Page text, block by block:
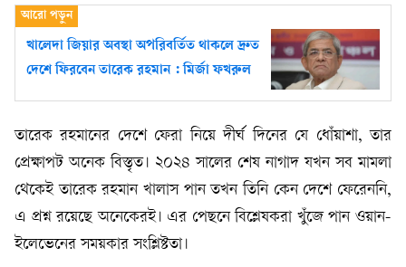
খালেদা জিয়ার অবস্থা অপরিবর্তিত থাকলে দ্রুত
দেশে ফিরবেন তারেক রহমান : মির্জা ফখরুল
তারেক রহমানের দেশে ফেরা নিয়ে দীর্ঘ দিনের যে ধোঁয়াশা, তার
প্রেক্ষাপট অনেক বিস্তৃত। ২০২৪ সালের শেষ নাগাদ যখন সব মামলা
থেকেই তারেক রহমান খালাস পান তখন তিনি কেন দেশে ফেরেননি,
এ প্রশ্ন রয়েছে অনেকেরই। এর পেছনে বিশ্লেষকরা খুঁজে পান ওয়ান-
ইলেভেনের সময়কার সংশ্লিষ্টতা।